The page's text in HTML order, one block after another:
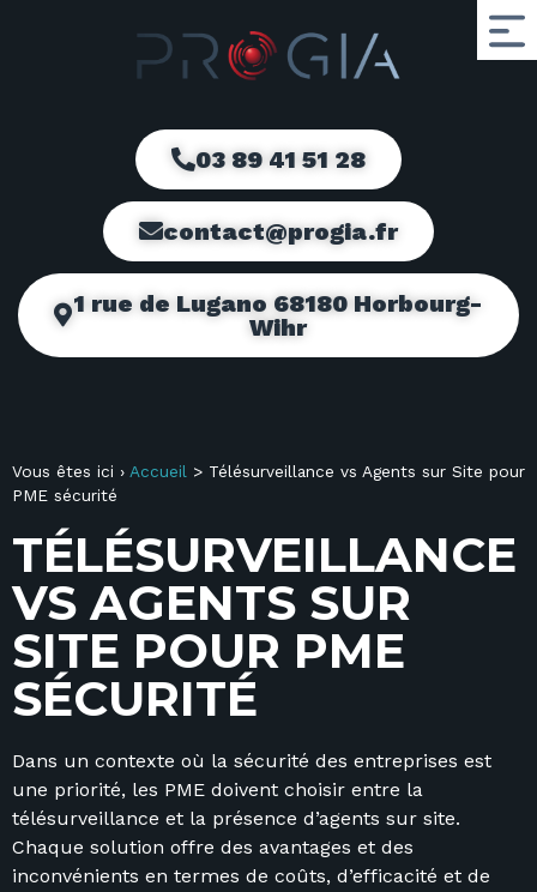
03 89 41 51 28
contact@progia.fr
1 rue de Lugano 68180 Horbourg-
Wihr
Vous êtes ici › Accueil > Télésurveillance vs Agents sur Site pour
PME sécurité
TÉLÉSURVEILLANCE
VS AGENTS SUR
SITE POUR PME
SÉCURITÉ
Dans un contexte où la sécurité des entreprises est
une priorité, les PME doivent choisir entre la
télésurveillance et la présence d’agents sur site.
Chaque solution offre des avantages et des
inconvénients en termes de coûts, d’efficacité et de